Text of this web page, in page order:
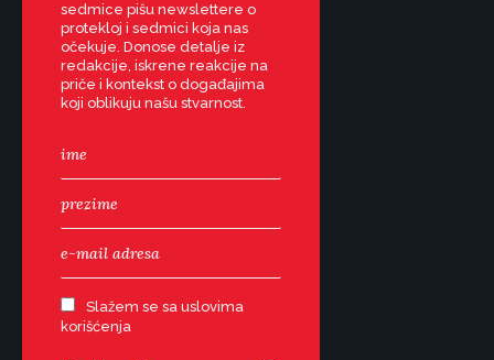
sedmice pišu newslettere o
protekloj i sedmici koja nas
očekuje. Donose detalje iz
redakcije, iskrene reakcije na
priče i kontekst o događajima
koji oblikuju našu stvarnost.
Slažem se sa uslovima
korišćenja